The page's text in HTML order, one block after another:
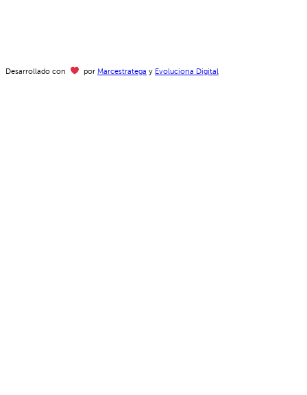
Desarrollado con por Marcestratega y Evoluciona Digital